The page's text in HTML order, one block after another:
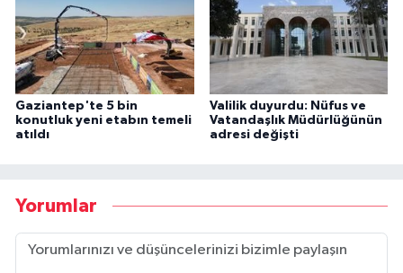
Gaziantep'te 5 bin
konutluk yeni etabın temeli
atıldı
Valilik duyurdu: Nüfus ve
Vatandaşlık Müdürlüğünün
adresi değişti
Yorumlar